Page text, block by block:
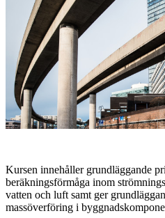
Kursen innehåller grundläggande
beräkningsförmåga inom
vatten och luft samt ger
massöverföring i